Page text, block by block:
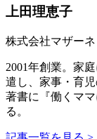
上田理恵子
株式会社マザー
2001年創業。家
遣し、家事・育
著書に『働くマ
る。